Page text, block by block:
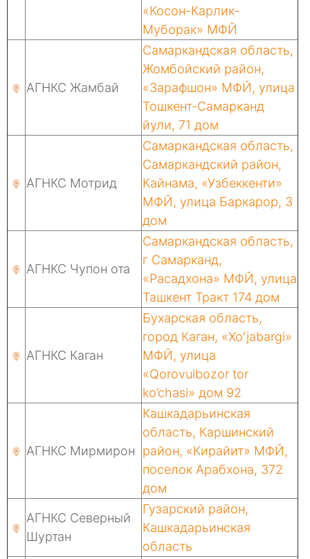
«Косон-Карлик-
Муборак» МФЙ
АГНКС Жамбай
Самаркандская область,
Жомбойский район,
«Зарафшон» МФЙ, улица
Тошкент-Самарканд
йули, 71 дом
АГНКС Мотрид
Самаркандская область,
Самаркандский район,
Кайнама, «Узбеккенти»
МФЙ, улица Баркарор, 3
дом
АГНКС Чупон ота
Самаркандская область,
г Самарканд,
«Расадхона» МФЙ, улица
Ташкент Тракт 174 дом
АГНКС Каган
Бухарская область,
город Каган, «Xoʻjabargi»
МФЙ, улица
«Qorovulbozor tor
ko’chasi» дом 92
АГНКС Мирмирон
Кашкадарьинская
область, Каршинский
район, «Кирайит» МФЙ,
поселок Арабхона, 372
дом
АГНКС Северный
Шуртан
Гузарский район,
Кашкадарьинская
область